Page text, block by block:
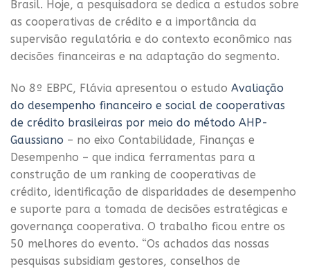
Brasil. Hoje, a pesquisadora se dedica a estudos sobre
as cooperativas de crédito e a importância da
supervisão regulatória e do contexto econômico nas
decisões financeiras e na adaptação do segmento.
No 8º EBPC, Flávia apresentou o estudo Avaliação
do desempenho financeiro e social de cooperativas
de crédito brasileiras por meio do método AHP-
Gaussiano – no eixo Contabilidade, Finanças e
Desempenho – que indica ferramentas para a
construção de um ranking de cooperativas de
crédito, identificação de disparidades de desempenho
e suporte para a tomada de decisões estratégicas e
governança cooperativa. O trabalho ficou entre os
50 melhores do evento. “Os achados das nossas
pesquisas subsidiam gestores, conselhos de